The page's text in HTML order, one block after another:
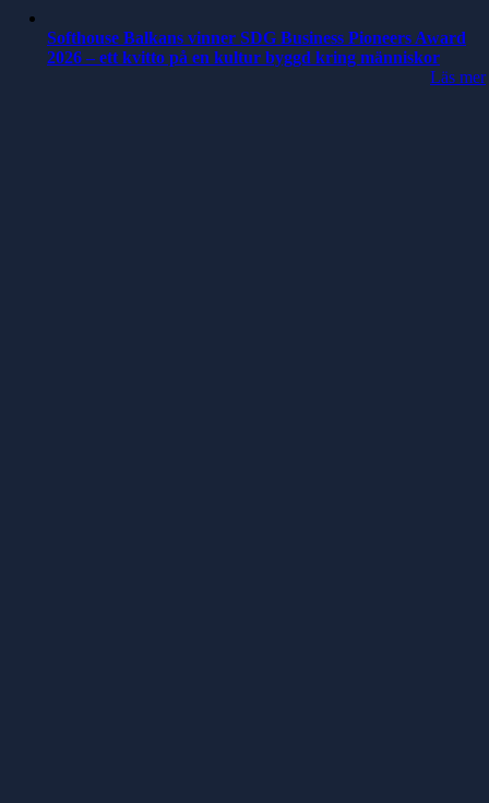
Softhouse Balkans vinner SDG Business Pioneers Award
2026 – ett kvitto på en kultur byggd kring människor
Läs mer